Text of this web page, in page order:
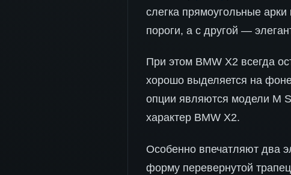
слегка прямоугольные
пороги, а с другой —
При этом BMW X2 всегда
хорошо выделяется на
опции являются модели M
характер BMW X2.
Особенно впечатляют два
форму перевернутой